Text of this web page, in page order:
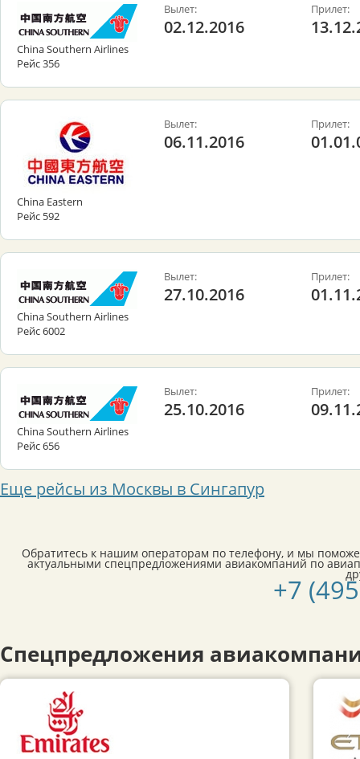
China Southern Airlines
Рейс 356
Вылет:
02.12.2016
Прилет:
China Eastern
Рейс 592
Вылет:
06.11.2016
Прилет:
China Southern Airlines
Рейс 6002
Вылет:
27.10.2016
Прилет:
China Southern Airlines
Рейс 656
Вылет:
25.10.2016
Прилет:
Еще рейсы из Москвы в Сингапур
Обратитесь к нашим операторам по телефону, и мы
актуальными спецпредложениями авиакомпаний по
+7
Спецпредложения